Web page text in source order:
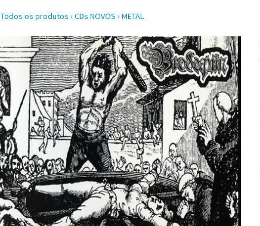
Todos os produtos › CDs NOVOS › METAL